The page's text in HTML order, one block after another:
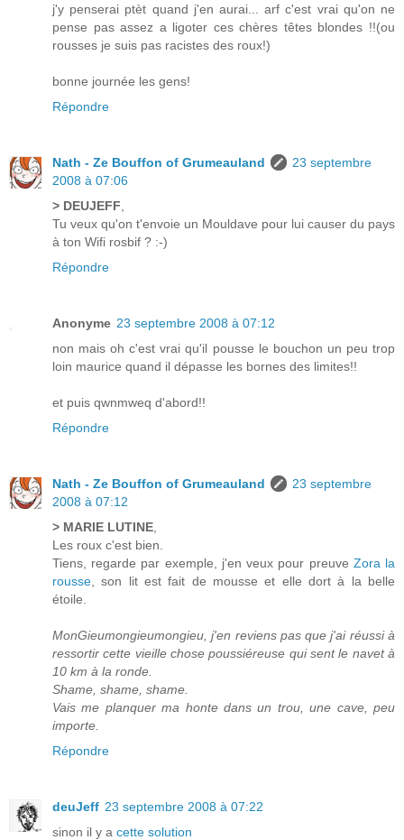
j'y penserai ptèt quand j'en aurai... arf c'est vrai qu'on ne
pense pas assez a ligoter ces chères têtes blondes !!(ou
rousses je suis pas racistes des roux!)
bonne journée les gens!
Répondre
Nath - Ze Bouffon of Grumeauland
23 septembre
2008 à 07:06
> DEUJEFF
Tu veux qu'on t'envoie un Mouldave pour lui causer du pays
à ton Wifi rosbif ? :-)
Répondre
Anonyme 23 septembre 2008 à 07:12
non mais oh c'est vrai qu'il pousse le bouchon un peu trop
loin maurice quand il dépasse les bornes des limites!!
et puis qwnmweq d'abord!!
Répondre
Nath - Ze Bouffon of Grumeauland
23 septembre
2008 à 07:12
> MARIE LUTINE
Les roux c'est bien.
Tiens, regarde par exemple, j'en veux pour preuve Zora la
rousse , son lit est fait de mousse et elle dort à la belle
étoile.
MonGieumongieumongieu, j'en reviens pas que j'ai réussi à
ressortir cette vieille chose poussiéreuse qui sent le navet à
10 km à la ronde.
Shame, shame, shame.
Vais me planquer ma honte dans un trou, une cave, peu
importe.
Répondre
deuJeff 23 septembre 2008 à 07:22
sinon il y a cette solution